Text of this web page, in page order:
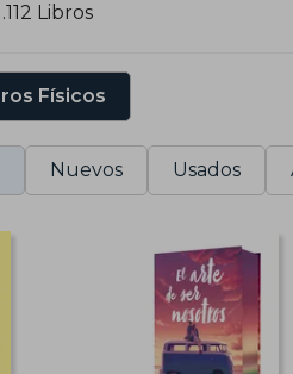
Libros
Físicos
Nuevos Usados